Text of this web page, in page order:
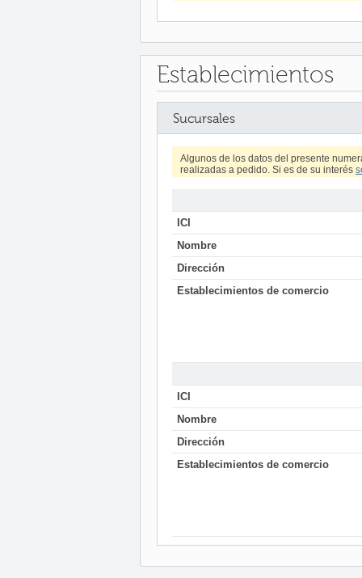
Establecimientos
Sucursales
Algunos de los datos del presente
realizadas a pedido. Si es de su interés
ICI
Nombre
Dirección
Establecimientos de comercio
ICI
Nombre
Dirección
Establecimientos de comercio